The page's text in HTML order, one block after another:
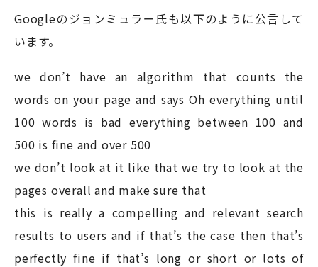
Googleのジョンミュラー氏も以下のように公言して
います。
we don’t have an algorithm that counts the
words on your page and says Oh everything until
100 words is bad everything between 100 and
500 is fine and over 500
we don’t look at it like that we try to look at the
pages overall and make sure that
this is really a compelling and relevant search
results to users and if that’s the case then that’s
perfectly fine if that’s long or short or lots of